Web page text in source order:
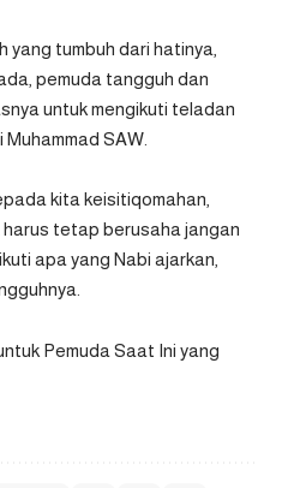
tumbuh dari hatinya,
pemuda tangguh dan
untuk mengikuti teladan
SAW.
kita keisitiqomahan,
tetap berusaha jangan
apa yang Nabi ajarkan,
Pemuda Saat Ini yang